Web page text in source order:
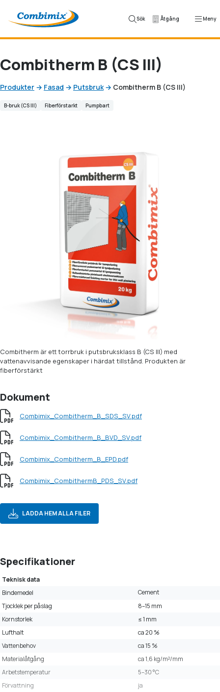
Sök Åtgång Meny
Combitherm B (CS III)
Produkter → Fasad → Putsbruk → Combitherm B (CS III)
B-bruk (CS III) Fiberförstarkt Pumpbart
Combitherm är ett torrbruk i putsbruksklass B (CS III) med
vattenavvisande egenskaper i härdat tillstånd. Produkten är
fiberförstärkt
Dokument
Combimix_Combitherm_B_SDS_SV.pdf
Combimix_Combitherm_B_BVD_SV.pdf
Combimix_Combitherm_B_EPD.pdf
Combimix_CombithermB_PDS_SV.pdf
LADDA HEM ALLA FILER
Specifikationer
Teknisk data
Bindemedel
Cement
Tjocklek per påslag
8–15 mm
Kornstorlek
≤ 1 mm
Lufthalt
ca 20 %
Vattenbehov
ca 15 %
Materialåtgång
ca 1,6 kg/m²/mm
Arbetstemperatur
5–30 °C
Förvattning
ja